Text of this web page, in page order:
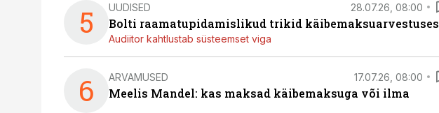
5 UUDISED 28.07.26, 08:00
Bolti raamatupidamislikud trikid käibemaksuarvestuses
Audiitor kahtlustab süsteemset viga
6 ARVAMUSED 17.07.26, 08:00
Meelis Mandel: kas maksad käibemaksuga või ilma